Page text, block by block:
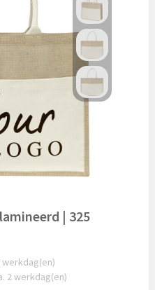
| 325
2 werkdag(en)